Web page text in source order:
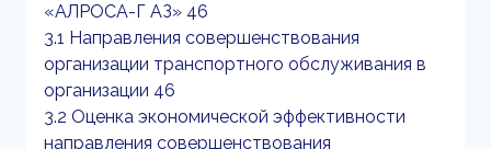
«АЛРОСА-Г АЗ» 46
3.1 Направления совершенствования
организации транспортного обслуживания в
организации 46
3.2 Оценка экономической эффективности
направления совершенствования